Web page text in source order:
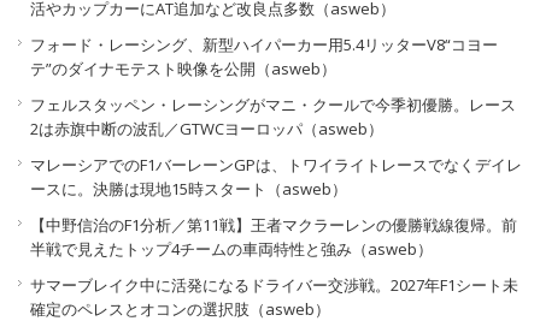
活やカップカーにAT追加など改良点多数（asweb）
フォード・レーシング、新型ハイパーカー用5.4リッターV8“コヨー
テ”のダイナモテスト映像を公開（asweb）
フェルスタッペン・レーシングがマニ・クールで今季初優勝。レース
2は赤旗中断の波乱／GTWCヨーロッパ（asweb）
マレーシアでのF1バーレーンGPは、トワイライトレースでなくデイレ
ースに。決勝は現地15時スタート（asweb）
【中野信治のF1分析／第11戦】王者マクラーレンの優勝戦線復帰。前
半戦で見えたトップ4チームの車両特性と強み（asweb）
サマーブレイク中に活発になるドライバー交渉戦。2027年F1シート未
確定のペレスとオコンの選択肢（asweb）